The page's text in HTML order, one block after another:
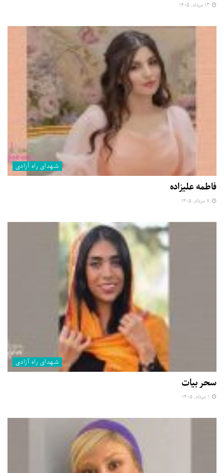
شهدای راه آزادی
فاطمه علیزاده
شهدای راه آزادی
سحر بیات